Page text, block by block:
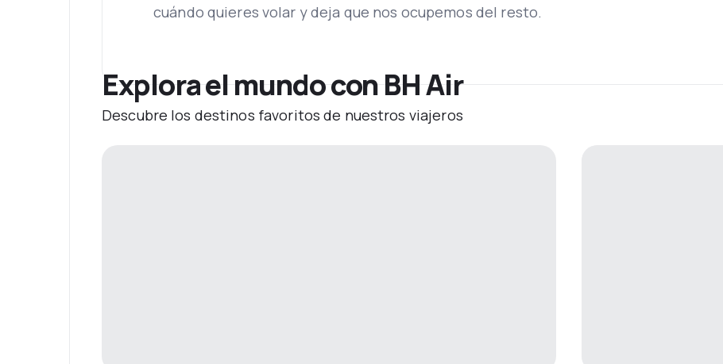
cuándo quieres volar y deja que nos ocupemos del resto.
Explora el mundo con BH Air
Descubre los destinos favoritos de nuestros viajeros